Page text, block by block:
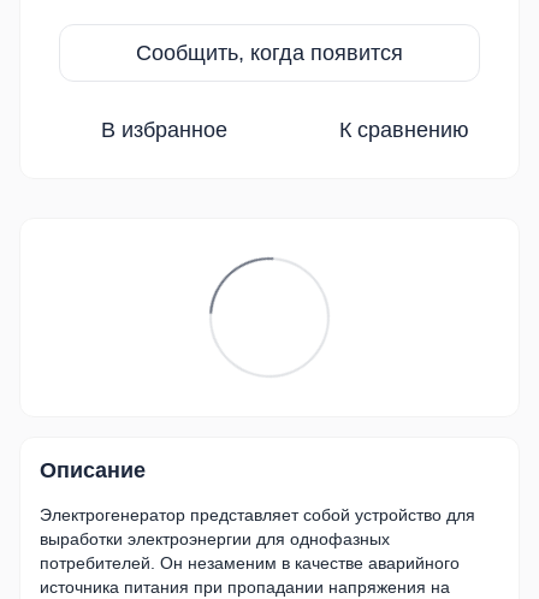
Сообщить, когда появится
В избранное К сравнению
Описание
Электрогенератор представляет собой устройство для
выработки электроэнергии для однофазных
потребителей. Он незаменим в качестве аварийного
источника питания при пропадании напряжения на